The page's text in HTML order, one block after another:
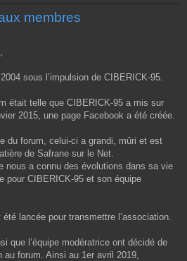
membres
sous l’impulsion de CIBERICK-95.
était telle que CIBERICK-95 a mis sur
2015, une page Facebook a été créée.
du forum, celui-ci a grandi, mûri et est
de Safrane sur le Net.
nous a connu des évolutions dans sa vie
pour CIBERICK-95 et son équipe
lancée pour transmettre l’association.
que l’équipe modératrice ont décidé de
forum. Ainsi au 1er avril 2019,